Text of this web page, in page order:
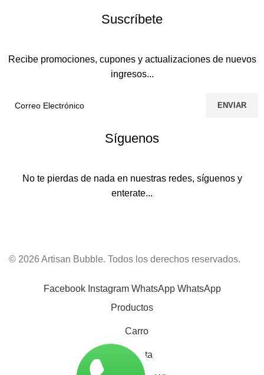
Suscríbete
Recibe promociones, cupones y actualizaciones de nuevos
ingresos...
Síguenos
No te pierdas de nada en nuestras redes, síguenos y
enterate...
© 2026 Artisan Bubble. Todos los derechos reservados.
Facebook Instagram WhatsApp WhatsApp
Productos
Carro
Mi cuenta